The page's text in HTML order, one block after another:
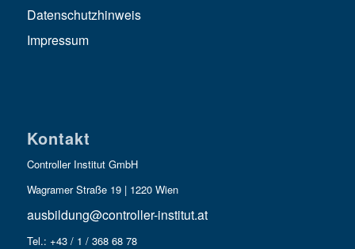
Datenschutzhinweis
Impressum
Kontakt
Controller Institut GmbH
Wagramer Straße 19 | 1220 Wien
ausbildung@controller-institut.at
Tel.: +43 / 1 / 368 68 78